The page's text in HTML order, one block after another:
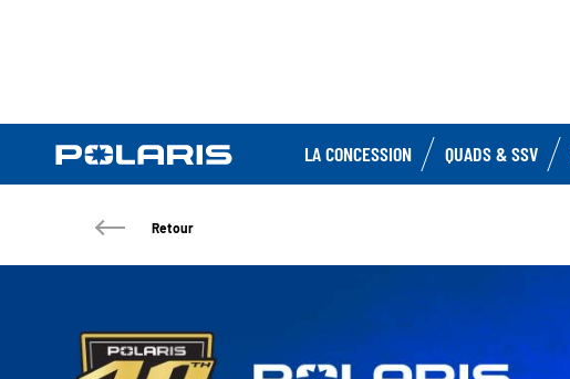
LA CONCESSION QUADS & SSV
Retour